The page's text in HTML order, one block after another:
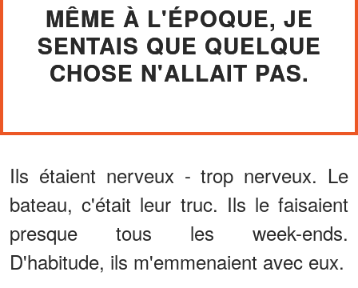
MÊME À L'ÉPOQUE, JE
SENTAIS QUE QUELQUE
CHOSE N'ALLAIT PAS.
Ils étaient nerveux - trop nerveux. Le
bateau, c'était leur truc. Ils le faisaient
presque tous les week-ends.
D'habitude, ils m'emmenaient avec eux.